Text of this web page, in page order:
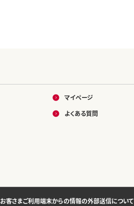
マイページ
よくある質問
お客さまご利用端末からの情報の外部送信について